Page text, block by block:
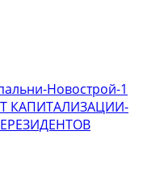
Новострой-1
КАПИТАЛИЗАЦИИ-